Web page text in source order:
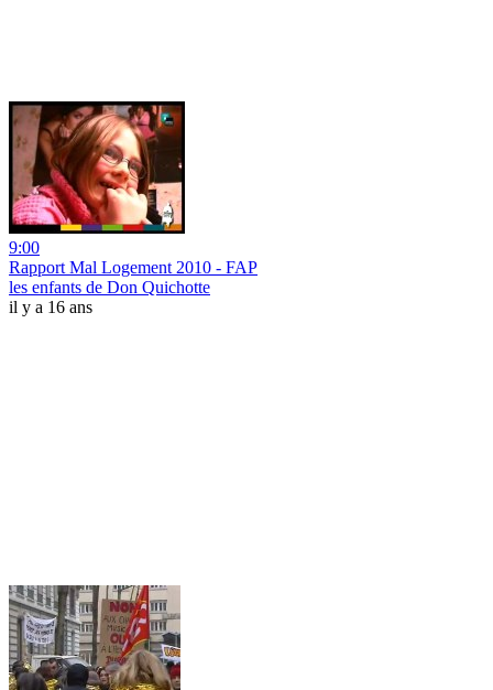
9:00
Rapport Mal Logement 2010 - FAP
les enfants de Don Quichotte
il y a 16 ans